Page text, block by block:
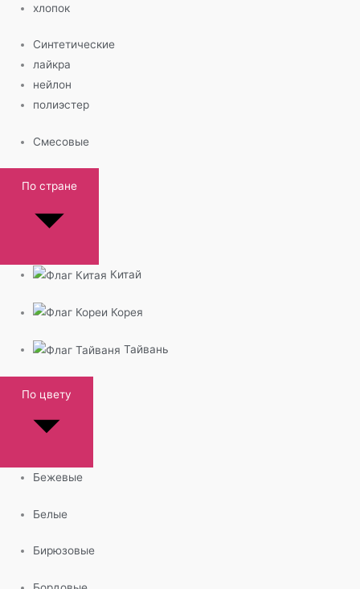
хлопок
Синтетические
лайкра
нейлон
полиэстер
Смесовые
По стране
Китай
Корея
Тайвань
По цвету
Бежевые
Белые
Бирюзовые